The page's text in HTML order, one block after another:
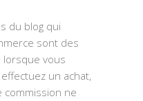
du blog qui
sont des
lorsque vous
un achat,
commission ne